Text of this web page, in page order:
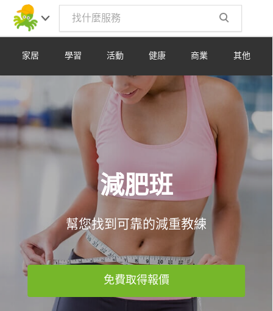
家居 學習 活動 健康 商業 其他
減肥班
幫您找到可靠的減重教練
免費取得報價